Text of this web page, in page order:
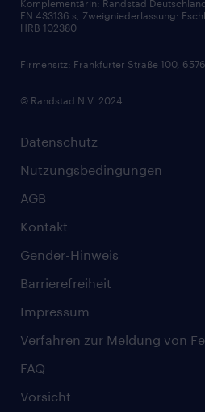
Soft Skills
Skills
Datenschutz
Nutzungsbedingungen
AGB
Kontakt
Gender-Hinweis
Barrierefreiheit
Impressum
Verfahren zur Meldung von
FAQ
Vorsicht
Komplementärin: Randstad
FN 433136 s, Zweigniederlassung:
HRB 102380
Firmensitz: Frankfurter Straße 100,
© Randstad N.V. 2024